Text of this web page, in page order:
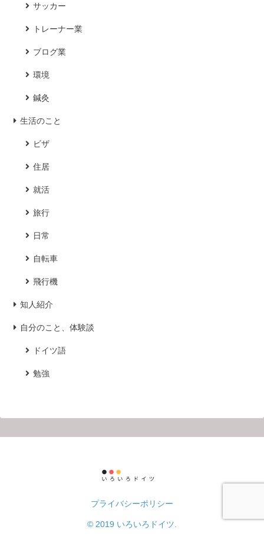
サッカー
トレーナー業
ブログ業
環境
鍼灸
生活のこと
ビザ
住居
就活
旅行
日常
自転車
飛行機
知人紹介
自分のこと、体験談
ドイツ語
勉強
プライバシーポリシー
© 2019 いろいろドイツ.